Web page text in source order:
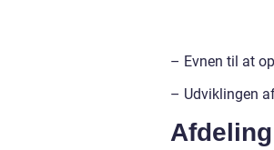
– Evnen til at
– Udviklingen